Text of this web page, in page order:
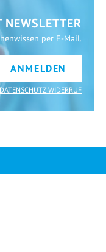
per E-Mail.
ANMELDEN
DATENSCHUTZ WIDERRUF